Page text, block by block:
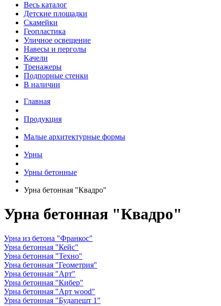
Весь каталог
Детские площадки
Скамейки
Геопластика
Уличное освещение
Навесы и перголы
Качели
Тренажеры
Подпорные стенки
В наличии
Главная
Продукция
Малые архитектурные формы
Урны
Урны бетонные
Урна бетонная "Квадро"
Урна бетонная "Квадро"
Урна из бетона "Франкос"
Урна бетонная "Кейс"
Урна бетонная "Техно"
Урна бетонная "Геометрия"
Урна бетонная "Арт"
Урна бетонная "Кибер"
Урна бетонная "Арт wood"
Урна бетонная "Будапешт 1"